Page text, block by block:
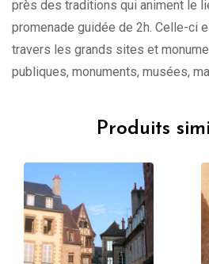
près des traditions qui animent le
promenade guidée de 2h. Celle-ci
travers les grands sites et
publiques, monuments, musées,
Produits